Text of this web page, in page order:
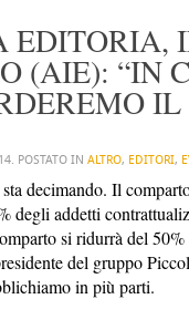
EDITORIA,
(AIE): “IN
. POSTATO IN ALTRO, EDITORI,
decimando. Il
degli addetti
si ridurrà del
del gruppo
in più parti.